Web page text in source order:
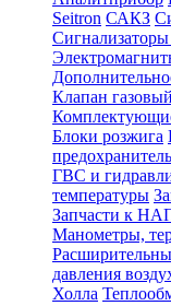
Seitron САКЗ
Клапан газовый
Блоки розжига
ГВС и
температуры
Запчасти к
Манометры,
давления
Холла